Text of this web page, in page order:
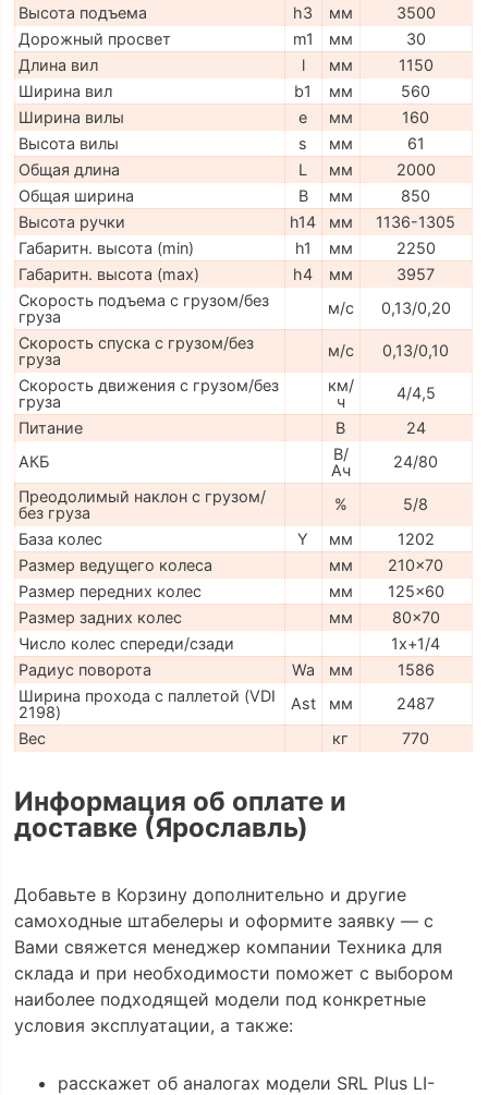
Высота подъема
h3 мм
3500
Дорожный просвет
m1 мм
30
Длина вил
l мм
1150
Ширина вил
b1 мм
560
Ширина вилы
e мм
160
Высота вилы
s мм
61
Общая длина
L мм
2000
Общая ширина
B мм
850
Высота ручки
h14 мм
1136-1305
Габаритн. высота (min)
h1 мм
2250
Габаритн. высота (max)
h4 мм
3957
Скорость подъема с грузом/без
груза
м/с
0,13/0,20
Скорость спуска с грузом/без
груза
м/с
0,13/0,10
Скорость движения с грузом/без
груза
км/
ч
4/4,5
Питание
В
24
АКБ
В/
Ач
24/80
Преодолимый наклон с грузом/
без груза
%
5/8
База колес
Y мм
1202
Размер ведущего колеса
мм
210x70
Размер передних колес
мм
125x60
Размер задних колес
мм
80x70
Число колес спереди/сзади
1x+1/4
Радиус поворота
Wa мм
1586
Ширина прохода с паллетой (VDI
2198)
Ast мм
2487
Вес
кг 770
Информация об оплате и
доставке (Ярославль)
Добавьте в Корзину дополнительно и другие
самоходные штабелеры и оформите заявку — с
Вами свяжется менеджер компании Техника для
склада и при необходимости поможет с выбором
наиболее подходящей модели под конкретные
условия эксплуатации, а также:
расскажет об аналогах модели SRL Plus LI-